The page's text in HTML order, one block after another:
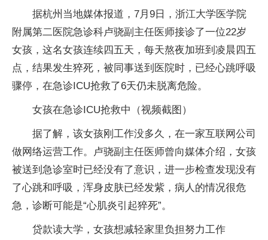
据杭州当地媒体报道，7月9日，浙江大学医学院
附属第二医院急诊科卢骁副主任医师接诊了一位22岁
女孩，这名女孩连续四五天，每天熬夜加班到凌晨四五
点，结果发生猝死，被同事送到医院时，已经心跳呼吸
骤停，在急诊ICU抢救了6天仍未脱离危险。
女孩在急诊ICU抢救中（视频截图）
据了解，该女孩刚工作没多久，在一家互联网公司
做网络运营工作。卢骁副主任医师曾向媒体介绍，女孩
被送到急诊室时已经没有了意识，进一步检查发现没有
了心跳和呼吸，浑身皮肤已经发紫，病人的情况很危
急，诊断可能是“心肌炎引起猝死”。
贷款读大学，女孩想减轻家里负担努力工作